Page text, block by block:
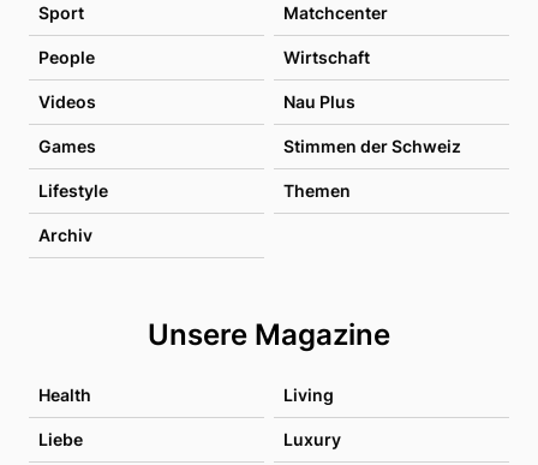
Sport Matchcenter
People Wirtschaft
Videos Nau Plus
Games Stimmen der Schweiz
Lifestyle Themen
Archiv
Unsere Magazine
Health Living
Liebe Luxury